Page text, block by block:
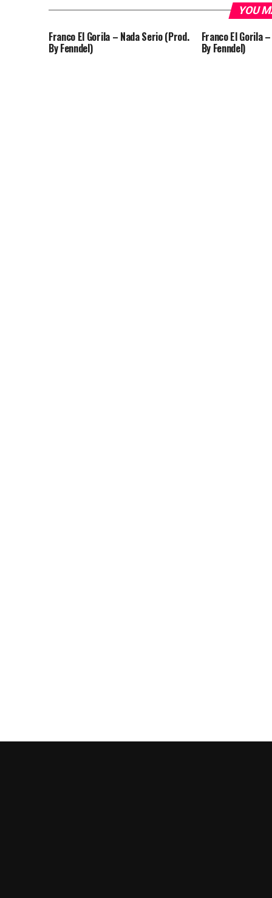
YOU
Franco El Gorila – Nada Serio (Prod.
By Fenndel)
Franco El Gorila
By Fenndel)